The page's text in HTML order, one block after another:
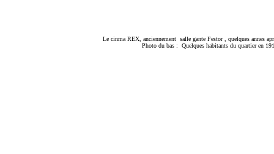
Le cinma REX, anciennement salle gante Festor , quelques annes
Photo du bas : Quelques habitants du quartier en